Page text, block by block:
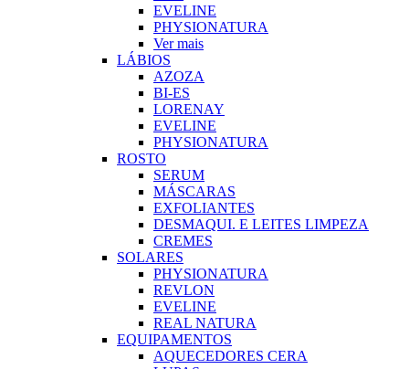
EVELINE
PHYSIONATURA
Ver mais
LÁBIOS
AZOZA
BI-ES
LORENAY
EVELINE
PHYSIONATURA
ROSTO
SERUM
MÁSCARAS
EXFOLIANTES
DESMAQUI. E LEITES LIMPEZA
CREMES
SOLARES
PHYSIONATURA
REVLON
EVELINE
REAL NATURA
EQUIPAMENTOS
AQUECEDORES CERA